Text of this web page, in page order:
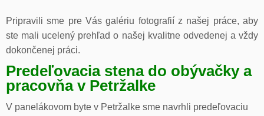
Pripravili sme pre Vás galériu fotografií z našej práce, aby
ste mali ucelený prehľad o našej kvalitne odvedenej a vždy
dokončenej práci.
Predeľovacia stena do obývačky a
pracovňa v Petržalke
V panelákovom byte v Petržalke sme navrhli predeľovaciu